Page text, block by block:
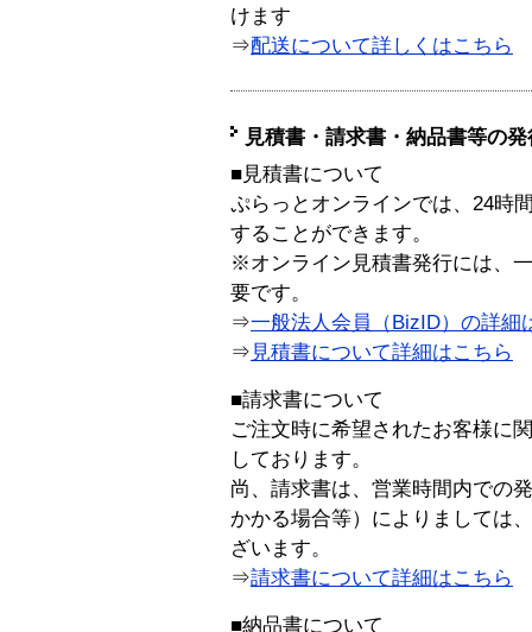
けます
⇒配送について詳しくはこちら
見積書・請求書・納品書等の
■見積書について
ぷらっとオンラインでは、24時
することができます。
※オンライン見積書発行には、
要です。
⇒一般法人会員（BizID）の詳細
⇒ 見積書について詳細はこちら
■請求書について
ご注文時に希望されたお客様に
しております。
尚、請求書は、営業時間内での
かかる場合等）によりましては
ざいます。
⇒請求書について詳細はこちら
■納品書について